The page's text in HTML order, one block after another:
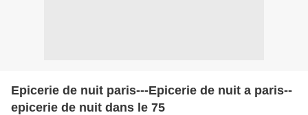
Epicerie de nuit paris---Epicerie de nuit a paris--
epicerie de nuit dans le 75